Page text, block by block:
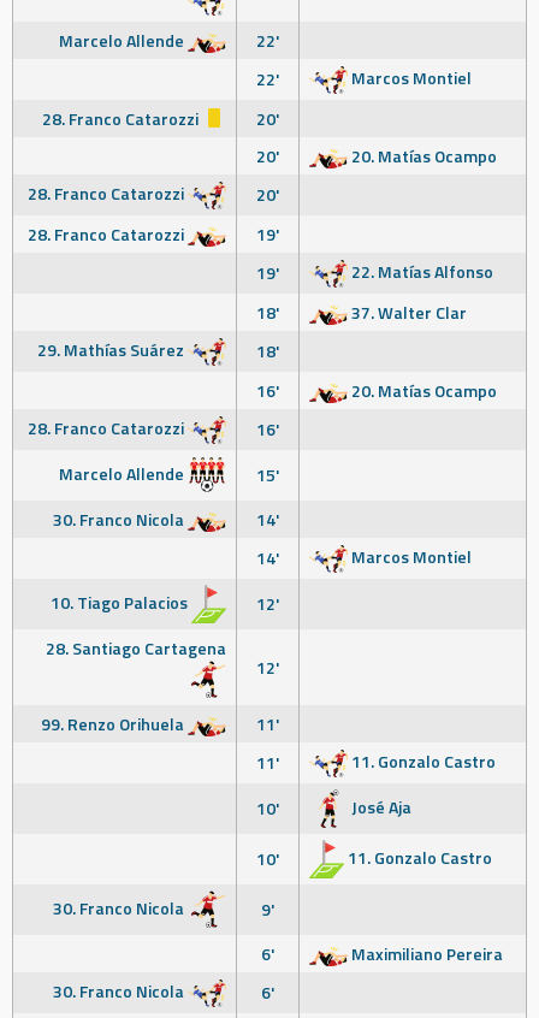
Marcelo Allende
22'
22'
Marcos Montiel
28. Franco Catarozzi
20'
20'
20. Matías Ocampo
28. Franco Catarozzi
20'
28. Franco Catarozzi
19'
19'
22. Matías Alfonso
18'
37. Walter Clar
29. Mathías Suárez
18'
16'
20. Matías Ocampo
28. Franco Catarozzi
16'
Marcelo Allende
15'
30. Franco Nicola
14'
14'
Marcos Montiel
10. Tiago Palacios
12'
28. Santiago Cartagena
12'
99. Renzo Orihuela
11'
11'
11. Gonzalo Castro
10'
José Aja
10'
11. Gonzalo Castro
30. Franco Nicola
9'
6'
Maximiliano Pereira
30. Franco Nicola
6'